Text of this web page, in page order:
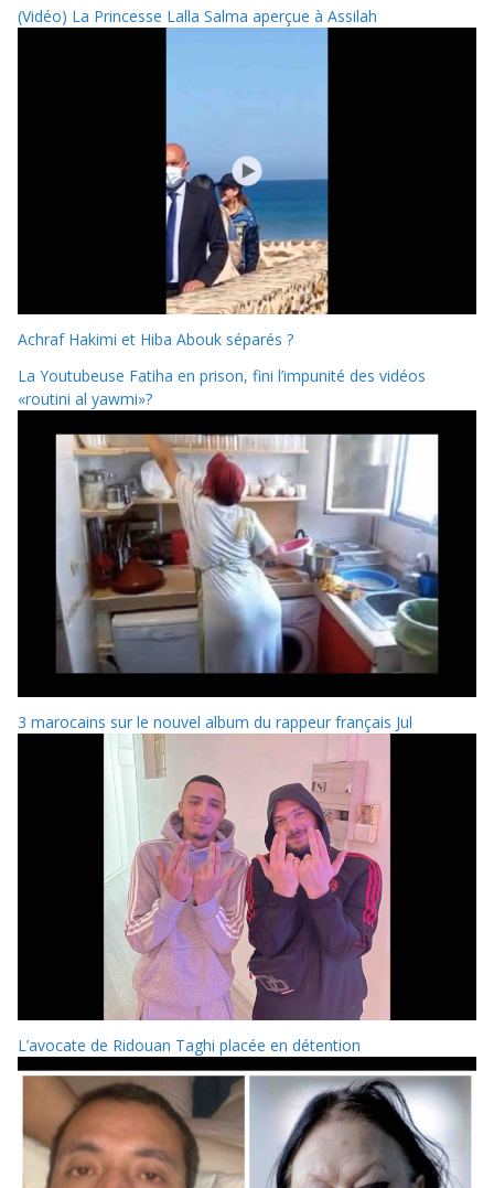
(Vidéo) La Princesse Lalla Salma aperçue à Assilah
Achraf Hakimi et Hiba Abouk séparés ?
La Youtubeuse Fatiha en prison, fini l’impunité des vidéos
«routini al yawmi»?
3 marocains sur le nouvel album du rappeur français Jul
L’avocate de Ridouan Taghi placée en détention